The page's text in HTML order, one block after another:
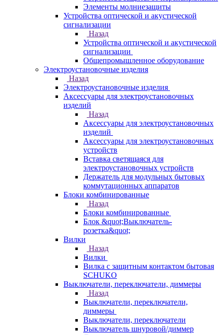
Элементы молниезащиты
Устройства оптической и акустической
сигнализации
Назад
Устройства оптической и акустической
сигнализации
Общепромышленное оборудование
Электроустановочные изделия
Назад
Электроустановочные изделия
Аксессуары для электроустановочных
изделий
Назад
Аксессуары для электроустановочных
изделий
Аксессуары для электроустановочных
устройств
Вставка светящаяся для
электроустановочных устройств
Держатель для модульных бытовых
коммутационных аппаратов
Блоки комбинированные
Назад
Блоки комбинированные
Блок &quot;Выключатель-
розетка&quot;
Вилки
Назад
Вилки
Вилка с защитным контактом бытовая
SCHUKO
Выключатели, переключатели, диммеры
Назад
Выключатели, переключатели,
диммеры
Выключатели, переключатели
Выключатель шнуровой/диммер